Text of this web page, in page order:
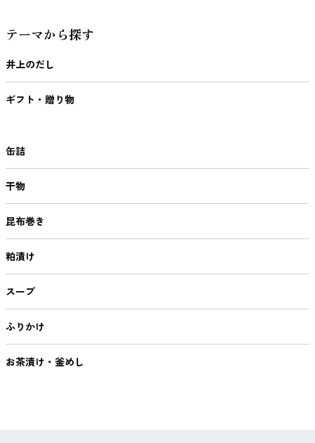
テーマから探す
井上のだし
ギフト・贈り物
缶詰
干物
昆布巻き
粕漬け
スープ
ふりかけ
お茶漬け・釜めし